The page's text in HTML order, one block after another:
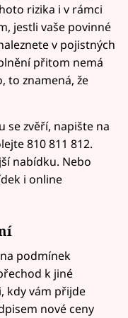
rizika i v rámci
jestli vaše povinné
v pojistných
přitom nemá
to znamená, že
zvěří, napište na
810 811 812.
nabídku. Nebo
i online
podmínek
k jiné
kdy vám přijde
nové ceny